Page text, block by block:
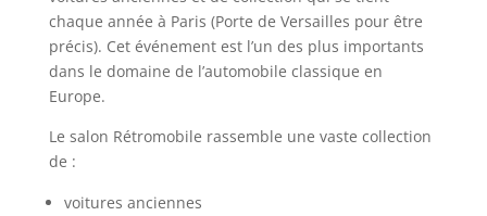
chaque année à Paris (Porte de Versailles pour être
précis). Cet événement est l’un des plus importants
dans le domaine de l’automobile classique en
Europe.
Le salon Rétromobile rassemble une vaste collection
de :
voitures anciennes